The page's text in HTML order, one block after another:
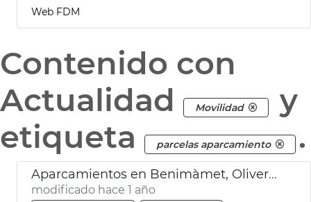
Web FDM
Contenido con
Actualidad
Movilidad
y
etiqueta
parcelas aparcamiento .
Aparcamientos en Benimàmet, Olivereta y Benicalap
modificado hace 1 año